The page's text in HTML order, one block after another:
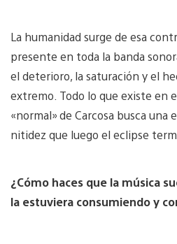
La humanidad surge de esa
presente en toda la banda
el deterioro, la saturación y el
extremo. Todo lo que existe en
«normal» de Carcosa busca una
nitidez que luego el eclipse
¿Cómo haces que la música
la estuviera consumiendo y